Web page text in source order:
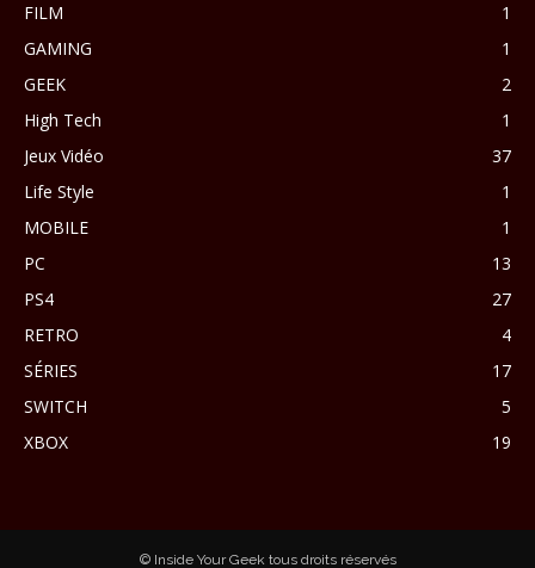
FILM
1
GAMING
1
GEEK
2
High Tech
1
Jeux Vidéo
37
Life Style
1
MOBILE
1
PC
13
PS4
27
RETRO
4
SÉRIES
17
SWITCH
5
XBOX
19
© Inside Your Geek tous droits réservés